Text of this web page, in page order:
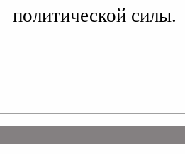
политической силы.